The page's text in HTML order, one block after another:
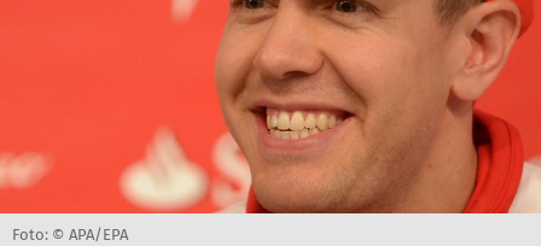
Foto: © APA/EPA